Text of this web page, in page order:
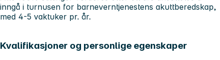
inngå i turnusen for barneverntjenestens akuttberedskap,
med 4-5 vaktuker pr. år.
Kvalifikasjoner og personlige egenskaper